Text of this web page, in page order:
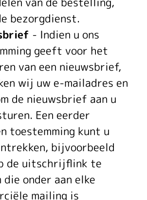
bezorgdienst.
- Indien u ons
geeft voor het
van een nieuwsbrief,
wij uw e-mailadres en
de nieuwsbrief aan u
Een eerder
toestemming kunt u
bijvoorbeeld
de uitschrijflink te
die onder aan elke
mailing is